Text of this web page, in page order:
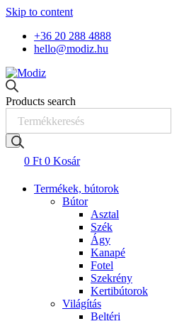
Skip to content
+36 20 288 4888
hello@modiz.hu
Products search
0 Ft 0 Kosár
Termékek, bútorok
Bútor
Asztal
Szék
Ágy
Kanapé
Fotel
Szekrény
Kertibútorok
Világítás
Beltéri